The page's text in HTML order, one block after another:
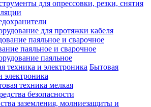
для опрессовки, резки, снятия
для протяжки кабеля
паяльное и сварочное
паяльное
Бытовая
электроника
техника мелкая
безопасности